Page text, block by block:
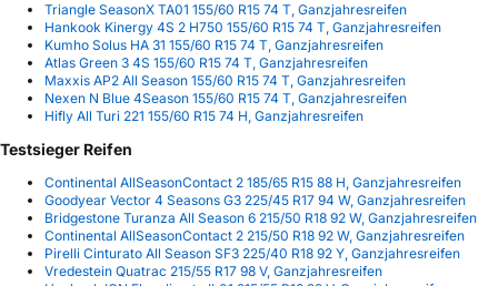
Triangle SeasonX TA01 155/60 R15 74 T, Ganzjahresreifen
Hankook Kinergy 4S 2 H750 155/60 R15 74 T, Ganzjahresreifen
Kumho Solus HA 31 155/60 R15 74 T, Ganzjahresreifen
Atlas Green 3 4S 155/60 R15 74 T, Ganzjahresreifen
Maxxis AP2 All Season 155/60 R15 74 T, Ganzjahresreifen
Nexen N Blue 4Season 155/60 R15 74 T, Ganzjahresreifen
Hifly All Turi 221 155/60 R15 74 H, Ganzjahresreifen
Testsieger Reifen
Continental AllSeasonContact 2 185/65 R15 88 H, Ganzjahresreifen
Goodyear Vector 4 Seasons G3 225/45 R17 94 W, Ganzjahresreifen
Bridgestone Turanza All Season 6 215/50 R18 92 W, Ganzjahresreifen
Continental AllSeasonContact 2 215/50 R18 92 W, Ganzjahresreifen
Pirelli Cinturato All Season SF3 225/40 R18 92 Y, Ganzjahresreifen
Vredestein Quatrac 215/55 R17 98 V, Ganzjahresreifen